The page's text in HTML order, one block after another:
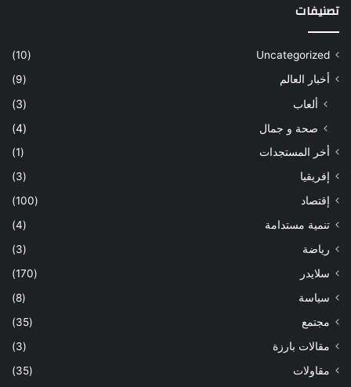
تصنيفات
Uncategorized
(10)
أخبار العالم
(9)
ألعاب
(3)
صحة و جمال
(4)
أخر المستجدات
(1)
إفريقيا
(3)
إقتصاد
(100)
تنمية مستدامة
(4)
رياضة
(3)
سلايدر
(170)
سياسة
(8)
مجتمع
(35)
مقالات بارزة
(3)
مقاولات
(35)